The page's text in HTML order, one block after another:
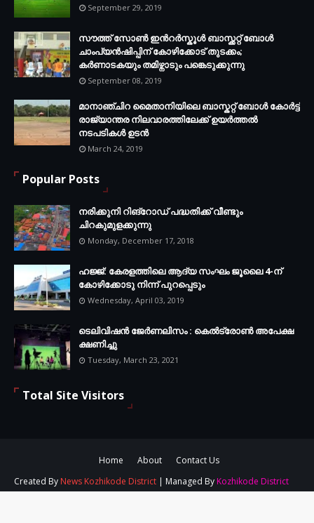
September 29, 2019
സൗത്ത് സോണ്‍ ഇന്‍റര്‍സ്കൂള്‍ ബാസ്ക്കറ്റ് ബോൾ
ചാംപ്യന്‍ഷിപ്പിന് കോഴിക്കോട് തുടക്കം;
കർണാടകയും തമിഴ്നാടും പങ്കെടുക്കുന്നു
September 08, 2019
മാനാഞ്ചിറ മൈതാനിയിലെ ബാസ്കറ്റ് ബോള്‍ കോര്‍ട്ട്
രാജ്യാന്തര നിലവാരത്തിലേക്ക് ഉയര്‍ത്തൽ
നടപടികള്‍ ഉടന്‍
March 24, 2019
Popular Posts
നരിക്കുനി റിങ്റോഡ് പദ്ധതിക്ക് വീണ്ടും
ചിറകുമുളക്കുന്നു
Monday, December 17, 2018
ഹജ്ജ്: കേരളത്തിലെ ആദ്യ സംഘം ജൂലൈ 4-ന്
കോഴിക്കോടു നിന്ന് പുറപ്പെടും
Wednesday, April 03, 2019
ടെലിവിഷന്‍ ജേര്‍ണലിസം : കെല്‍ട്രോണ്‍ അപേക്ഷ
ക്ഷണിച്ചു
Tuesday, March 23, 2021
Total Site Visitors
Home About
Contact Us
Created By News Kozhikode District | Managed By Kozhikode District